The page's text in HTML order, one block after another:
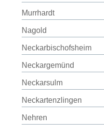
Murrhardt
Nagold
Neckarbischofsheim
Neckargemünd
Neckarsulm
Neckartenzlingen
Nehren